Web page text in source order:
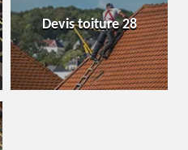
Devis toiture 28